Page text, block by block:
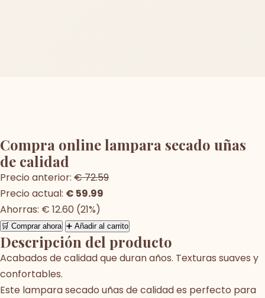
Compra online lampara secado uñas
de calidad
Precio anterior: € 72.59
Precio actual: € 59.99
Ahorras: € 12.60 (21%)
🛒 Comprar ahora ➕ Añadir al carrito
Descripción del producto
Acabados de calidad que duran años. Texturas suaves y
confortables.
Este lampara secado uñas de calidad es perfecto para